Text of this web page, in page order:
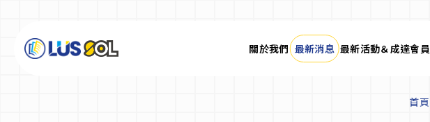
關於我們 最新消息 最新活動＆成達會員
首頁